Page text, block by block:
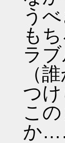
う
も
ラ
（
つ
こ
か